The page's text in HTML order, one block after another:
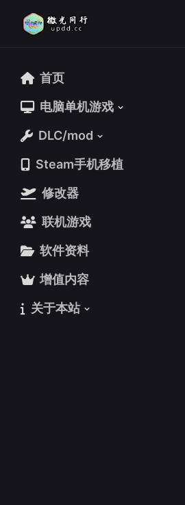
首页
电脑单机游戏
DLC/mod
Steam手机移植
修改器
联机游戏
软件资料
增值内容
关于本站
首页
电脑单机游戏
DLC/mod
Steam手机移植
修改器
联机游戏
软件资料
增值内容
关于本站